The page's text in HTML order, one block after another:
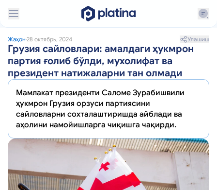
Жаҳон 28 октябрь, 2024 Улашиш
Грузия сайловлари: амалдаги ҳукмрон
партия ғолиб бўлди, мухолифат ва
президент натижаларни тан олмади
Мамлакат президенти Саломе Зурабишвили
ҳукмрон Грузия орзуси партиясини
сайловларни сохталаштиришда айблади ва
аҳолини намойишларга чиқишга чақирди.